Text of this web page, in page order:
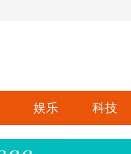
娱乐 科技